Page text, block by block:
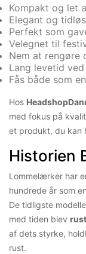
Kompakt og let
Elegant og
Perfekt som
Velegnet til
Nem at rengøre
Lang levetid
Fås både som
Hos
med fokus på
et produkt, du kan
Historien
Lommelærker har
hundrede år som
De tidligste
med tiden blev
af dets styrke,
rust.